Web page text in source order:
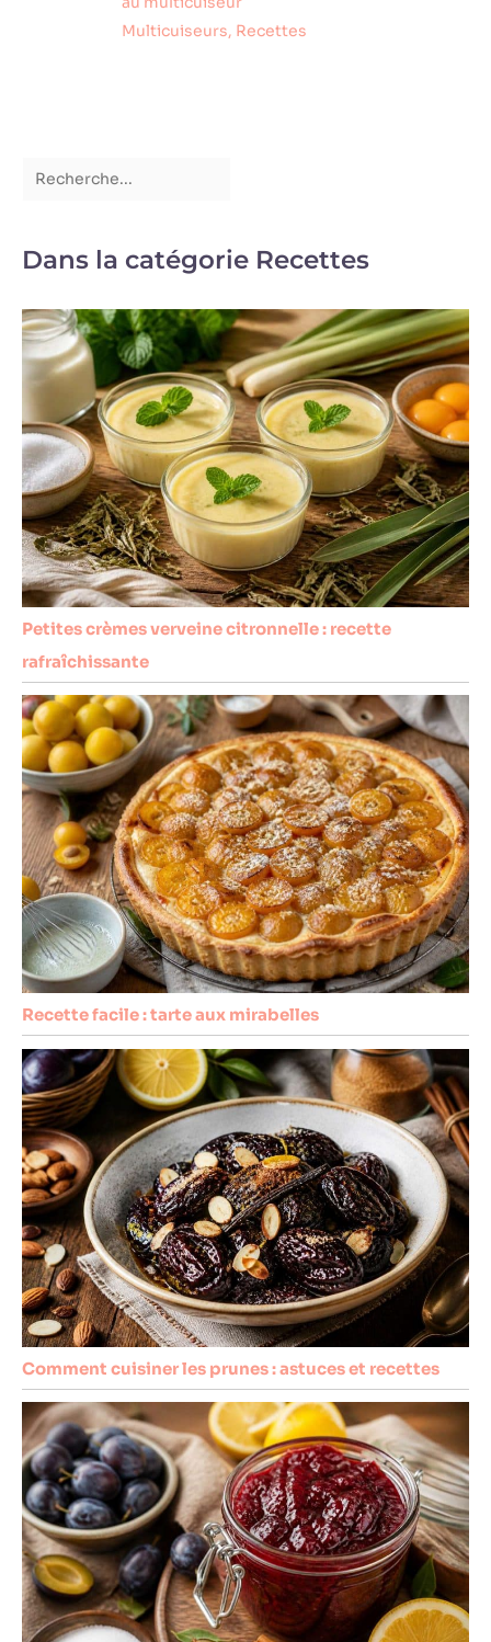
à nettoyer. Vous
Multicuiseurs, Recettes
Dans la catégorie Recettes
Petites crèmes verveine citronnelle : recette
rafraîchissante
Recette facile : tarte aux mirabelles
Comment cuisiner les prunes : astuces et recettes